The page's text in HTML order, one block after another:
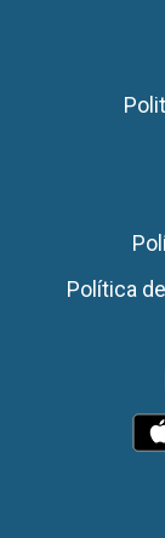
Política